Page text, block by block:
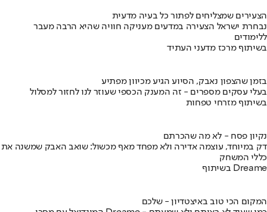
הצעירים שמצליחים לפתור כל בעיה מדעית
נבחרת ישראל הצעירה במדעים מעניקה חוויה שהיא הרבה מעבר
ללימודים
בשיתוף מרכז מדעני העתיד
בזמן שהצפון נאבק, הסיוע הגיע מכיוון מפתיע
בעלי עסקים מספרים - זה המענק הכספי שעוזר לנו לחזור למסלול
בשיתוף מזרחי טפחות
נקיון פסח - לא מה שהכרתם
דק במיוחד, עוצמה אדירה ולא מפחד מאף מכשול: שואב האבק שמשנה את
כללי המשחק
בשיתוף Dreame
המקום הכי טוב באיצטדיון - שלכם